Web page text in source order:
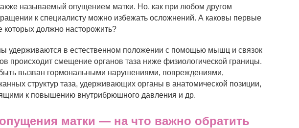
называемый опущением матки. Но, как при любом другом
к специалисту можно избежать осложнений. А каковы первые
которых должно насторожить?
удерживаются в естественном положении с помощью мышц и связок
происходит смещение органов таза ниже физиологической границы.
вызван гормональными нарушениями, повреждениями,
структур таза, удерживающих органы в анатомической позиции,
к повышению внутрибрюшного давления и др.
матки — на что важно обратить